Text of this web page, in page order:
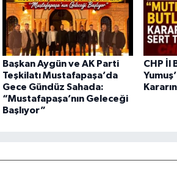
Başkan Aygün ve AK Parti
Teşkilatı Mustafapaşa’da
Gece Gündüz Sahada:
“Mustafapaşa’nın Geleceği
Başlıyor”
CHP İl